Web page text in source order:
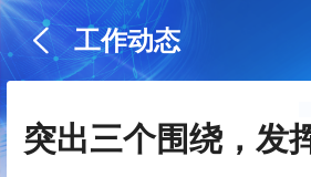
工作动态
突出三个围绕，发